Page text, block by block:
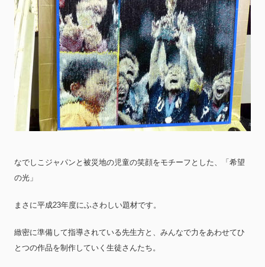
なでしこジャパンと被災地の児童の笑顔をモチーフとした、「希望
の光」
まさに平成23年度にふさわしい題材です。
緻密に準備して指導されている先生方と、みんなで力をあわせてひ
とつの作品を制作していく生徒さんたち。